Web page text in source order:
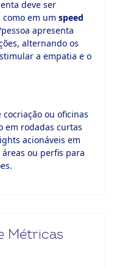
deve ser
em um speed
apresenta
alternando os
a empatia e o
ou oficinas
em rodadas curtas
acionáveis em
ou perfis para
Métricas